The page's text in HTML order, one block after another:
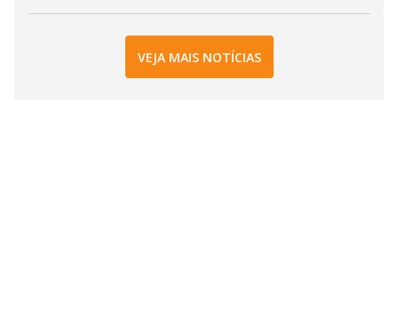
VEJA MAIS NOTÍCIAS